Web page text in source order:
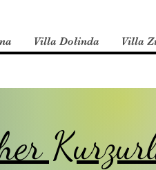
Villa Dolinda Villa